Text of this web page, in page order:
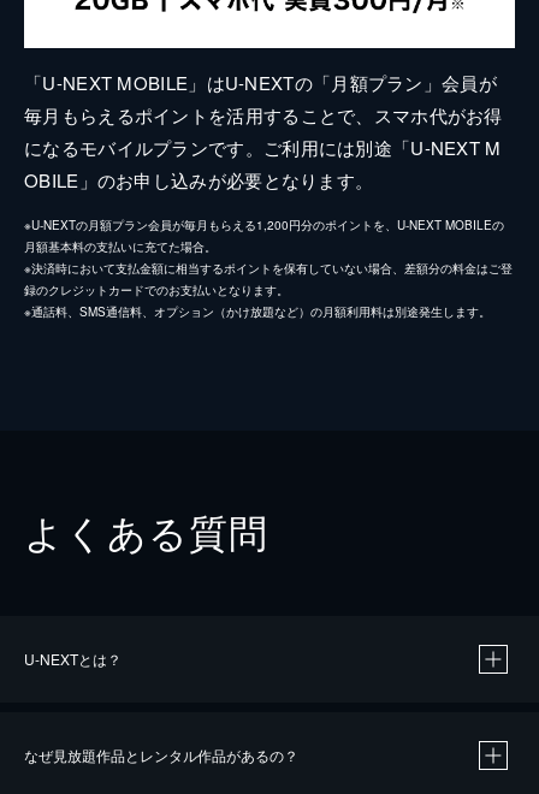
「U-NEXT MOBILE」はU-NEXTの「月額プラン」会員が
毎月もらえるポイントを活用することで、スマホ代がお得
になるモバイルプランです。ご利用には別途「U-NEXT M
OBILE」のお申し込みが必要となります。
※U-NEXTの月額プラン会員が毎月もらえる1,200円分のポイントを、U-NEXT MOBILEの
月額基本料の支払いに充てた場合。
※決済時において支払金額に相当するポイントを保有していない場合、差額分の料金はご登
録のクレジットカードでのお支払いとなります。
※通話料、SMS通信料、オプション（かけ放題など）の月額利用料は別途発生します。
よくある質問
U-NEXTとは？
なぜ見放題作品とレンタル作品があるの？